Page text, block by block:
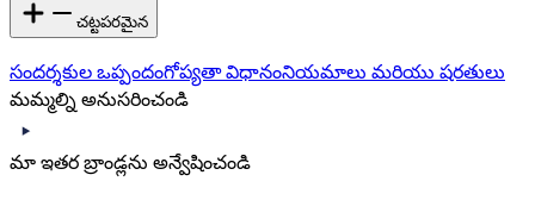
చట్టపరమైన
సందర్శకుల ఒప్పందంగోప్యతా విధానంనియమాలు మరియు షరతులు
మమ్మల్ని అనుసరించండి
మా ఇతర బ్రాండ్లను అన్వేషించండి